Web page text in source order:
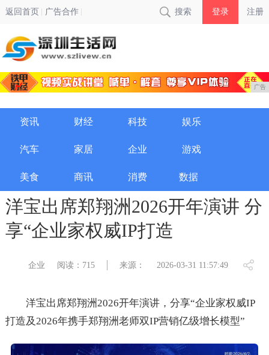
返回首页 广告合作 搜索 登录 注册
广告
资讯 财经 科技 娱乐
汽车 家居 企业 游戏
美食 商讯 消费 数据
洋宝出席郑翔洲2026开年演讲 分
享“企业家权威IP打造
企业 阅读：715 来源： 2026-03-31 11:57:49
洋宝出席郑翔洲2026开年演讲，分享“企业家权威IP
打造及2026年携手郑翔洲老师双IP营销亿级增长模型”